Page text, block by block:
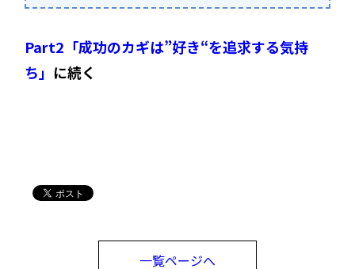
Part2「成功のカギは”好き“を追求する気持
ち」 に続く
一覧ページへ